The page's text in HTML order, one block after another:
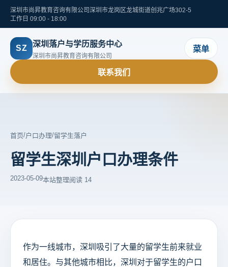
深圳市尚昇教育咨询有限公司 深圳市龙岗区龙城街道创兆广场302-5
工作日 09:00 - 18:00
SZ 深圳落户与学历服务中心
深圳市尚昇教育咨询有限公司
菜单
联系我们
首页/户口办理/留学生落户
留学生深圳户口办理条件
2023-05-09本站整理阅读 14
作为一线城市，深圳吸引了大量的留学生前来就业
和居住。与其他城市相比，深圳对于留学生的户口